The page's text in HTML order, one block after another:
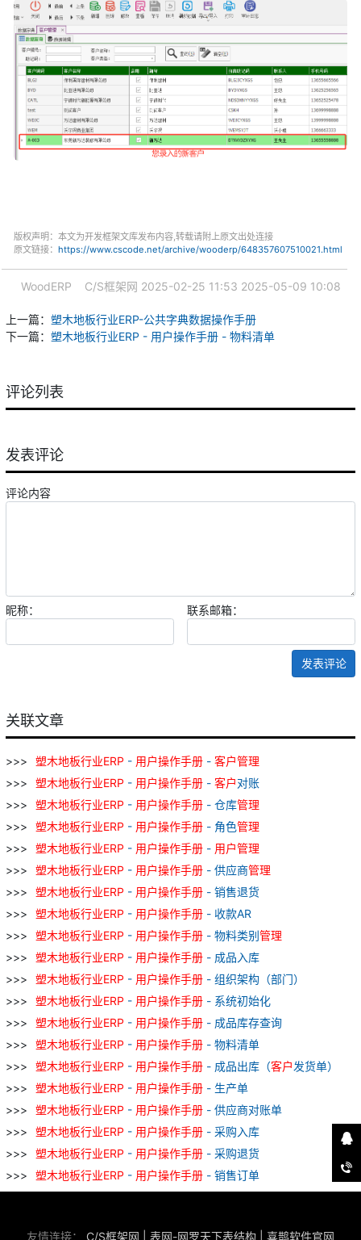
版权声明：本文为开发框架文库发布内容,转载请附上原文出处连接
原文链接： https://www.cscode.net/archive/wooderp/648357607510021.html
WoodERP C/S框架网 2025-02-25 11:53 2025-05-09 10:08
上一篇： 塑木地板行业ERP-公共字典数据操作手册
下一篇： 塑木地板行业ERP - 用户操作手册 - 物料清单
评论列表
发表评论
评论内容
昵称： 联系邮箱：
发表评论
关联文章
塑木地板行业ERP - 用户操作手册 - 客户管理
塑木地板行业ERP - 用户操作手册 - 客户对账
塑木地板行业ERP - 用户操作手册 - 仓库管理
塑木地板行业ERP - 用户操作手册 - 角色管理
塑木地板行业ERP - 用户操作手册 - 用户管理
塑木地板行业ERP - 用户操作手册 - 供应商管理
塑木地板行业ERP - 用户操作手册 - 销售退货
塑木地板行业ERP - 用户操作手册 - 收款AR
塑木地板行业ERP - 用户操作手册 - 物料类别管理
塑木地板行业ERP - 用户操作手册 - 成品入库
塑木地板行业ERP - 用户操作手册 - 组织架构（部门）
塑木地板行业ERP - 用户操作手册 - 系统初始化
塑木地板行业ERP - 用户操作手册 - 成品库存查询
塑木地板行业ERP - 用户操作手册 - 物料清单
塑木地板行业ERP - 用户操作手册 - 成品出库（客户发货单）
塑木地板行业ERP - 用户操作手册 - 生产单
塑木地板行业ERP - 用户操作手册 - 供应商对账单
塑木地板行业ERP - 用户操作手册 - 采购入库
塑木地板行业ERP - 用户操作手册 - 采购退货
塑木地板行业ERP - 用户操作手册 - 销售订单
友情连接： C/S框架网 表网-网罗天下表结构 喜鹊软件官网